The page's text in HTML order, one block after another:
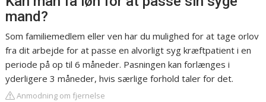
mand?
Som familiemedlem eller ven har du mulighed for at tage orlov
fra dit arbejde for at passe en alvorligt syg kræftpatient i en
periode på op til 6 måneder. Pasningen kan forlænges i
yderligere 3 måneder, hvis særlige forhold taler for det.
Anmodning om fjernelse